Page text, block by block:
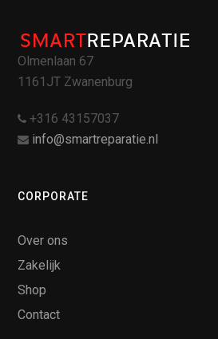
Olmenlaan 67
1161JT Zwanenburg
+316 43157037
info@smartreparatie.nl
CORPORATE
Over ons
Zakelijk
Shop
Contact